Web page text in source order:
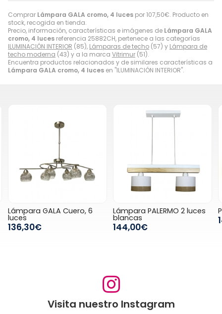
Comprar Lámpara GALA cromo, 4 luces por107,50€. Producto en
stock, recogida en tienda.
Precio, información, características e imágenes de Lámpara GALA
cromo, 4 luces referencia 25882CH, pertenece a las categorías
ILUMINACIÓN INTERIOR (85), Lámparas de techo (57) y Lámpara de
techo moderna (43) y a la marca Vitrimur (51).
Encuentra productos relacionados y de similares características a
Lámpara GALA cromo, 4 luces en "ILUMINACIÓN INTERIOR".
GALA Cuero, 6 Lámpara PALERMO 2 luces
blancas
144,00€
Visita nuestro Instagram